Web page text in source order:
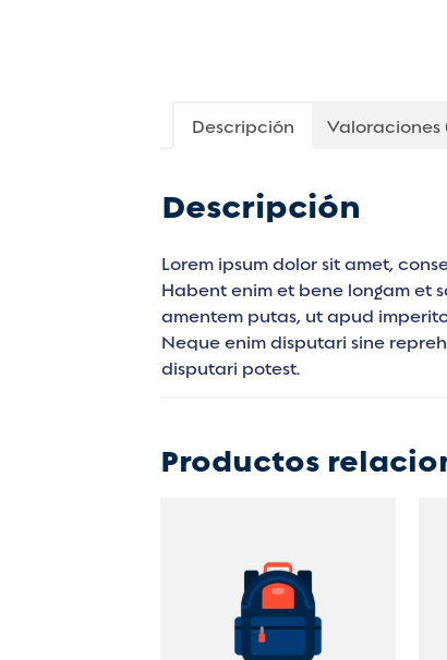
Descripción Valoraciones
Descripción
Lorem ipsum dolor sit amet,
Habent enim et bene longam et
amentem putas, ut apud
Neque enim disputari sine
disputari potest.
Productos